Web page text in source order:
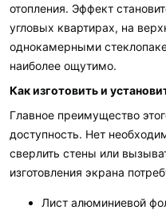
отопления. Эффект
угловых квартирах, на
однокамерными
наиболее ощутимо.
Как изготовить и
Главное преимущество
доступность. Нет
сверлить стены или
изготовления экрана
Лист алюминиевой